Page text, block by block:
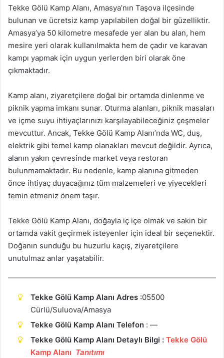
Tekke Gölü Kamp Alanı, Amasya’nın Taşova ilçesinde
bulunan ve ücretsiz kamp yapılabilen doğal bir güzelliktir.
Amasya’ya 50 kilometre mesafede yer alan bu alan, hem
mesire yeri olarak kullanılmakta hem de çadır ve karavan
kampı yapmak için uygun yerlerden biri olarak öne
çıkmaktadır.
Kamp alanı, ziyaretçilere doğal bir ortamda dinlenme ve
piknik yapma imkanı sunar. Oturma alanları, piknik masaları
ve içme suyu ihtiyaçlarınızı karşılayabileceğiniz çeşmeler
mevcuttur. Ancak, Tekke Gölü Kamp Alanı’nda WC, duş,
elektrik gibi temel kamp olanakları mevcut değildir. Ayrıca,
alanın yakın çevresinde market veya restoran
bulunmamaktadır. Bu nedenle, kamp alanına gitmeden
önce ihtiyaç duyacağınız tüm malzemeleri ve yiyecekleri
temin etmeniz önem taşır.
Tekke Gölü Kamp Alanı, doğayla iç içe olmak ve sakin bir
ortamda vakit geçirmek isteyenler için ideal bir seçenektir.
Doğanın sunduğu bu huzurlu kaçış, ziyaretçilere
unutulmaz anlar yaşatabilir.
Tekke Gölü Kamp Alanı Adres :05500
Cürlü/Suluova/Amasya
Tekke Gölü Kamp Alanı Telefon : —
Tekke Gölü Kamp Alanı Detaylı Bilgi : Tekke Gölü
Kamp Alanı Tanıtımı